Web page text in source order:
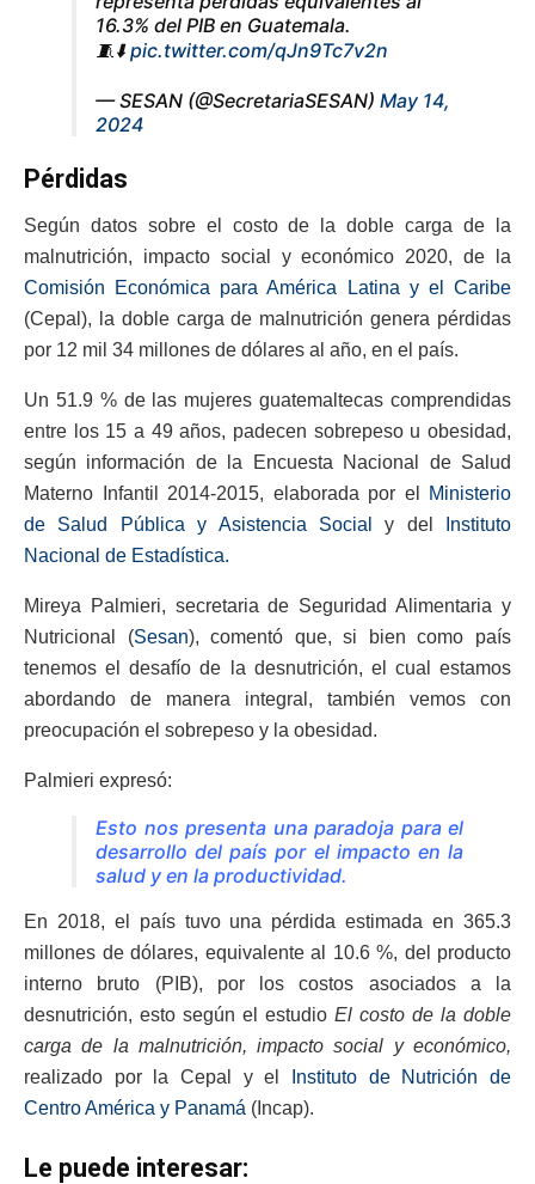
16.3% del PIB en Guatemala.
🧵⬇️pic.twitter.com/qJn9Tc7v2n
— SESAN (@SecretariaSESAN) May 14,
2024
Pérdidas
Según datos sobre el costo de la doble carga de la
malnutrición, impacto social y económico 2020, de la
Comisión Económica para América Latina y el Caribe
(Cepal), la doble carga de malnutrición genera pérdidas
por 12 mil 34 millones de dólares al año, en el país.
Un 51.9 % de las mujeres guatemaltecas comprendidas
entre los 15 a 49 años, padecen sobrepeso u obesidad,
según información de la Encuesta Nacional de Salud
Materno Infantil 2014-2015, elaborada por el
Ministerio
de Salud Pública y Asistencia Social
y del
Instituto
Nacional de Estadística.
Mireya Palmieri, secretaria de Seguridad Alimentaria y
Nutricional (Sesan), comentó que, si bien como país
tenemos el desafío de la desnutrición, el cual estamos
abordando de manera integral, también vemos con
preocupación el sobrepeso y la obesidad.
Palmieri expresó:
Esto nos presenta una paradoja para el
desarrollo del país por el impacto en la
salud y en la productividad.
En 2018, el país tuvo una pérdida estimada en 365.3
millones de dólares, equivalente al 10.6 %, del producto
interno bruto (PIB), por los costos asociados a la
desnutrición, esto según el estudio El costo de la doble
carga de la malnutrición, impacto social y económico,
realizado por la Cepal y el
Instituto de Nutrición de
Centro América y Panamá (Incap).
Le puede interesar: